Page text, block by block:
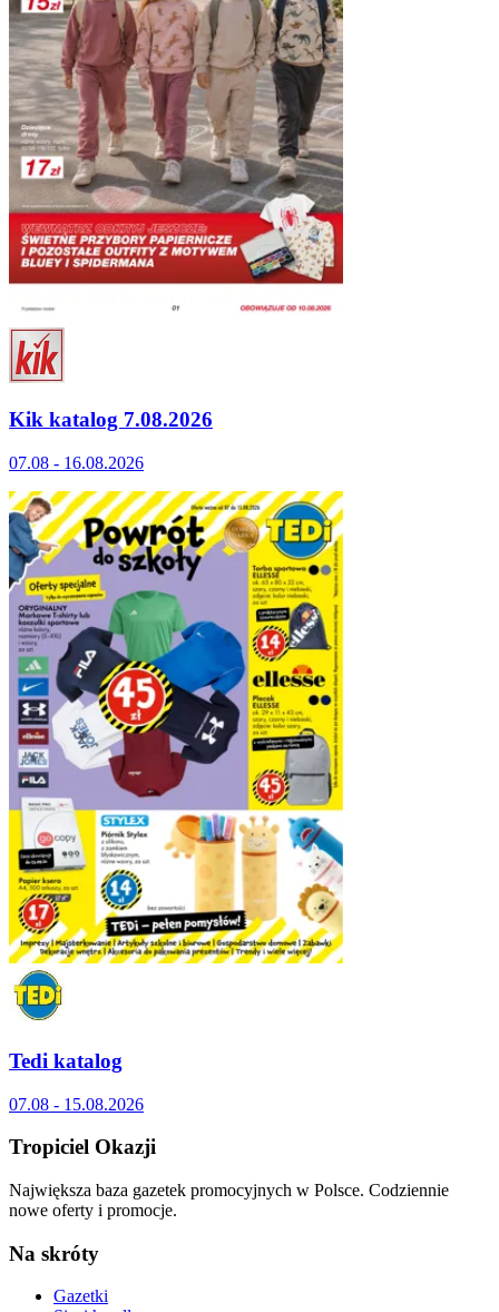
Kik katalog 7.08.2026
07.08 - 16.08.2026
Tedi katalog
07.08 - 15.08.2026
Tropiciel Okazji
Największa baza gazetek promocyjnych w Polsce. Codziennie
nowe oferty i promocje.
Na skróty
Gazetki